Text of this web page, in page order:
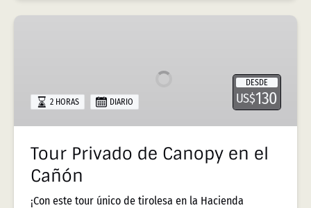
Cañón
DESDE
US$130
2 HORAS DIARIO
Tour Privado de Canopy en el
Cañón
¡Con este tour único de tirolesa en la Hacienda